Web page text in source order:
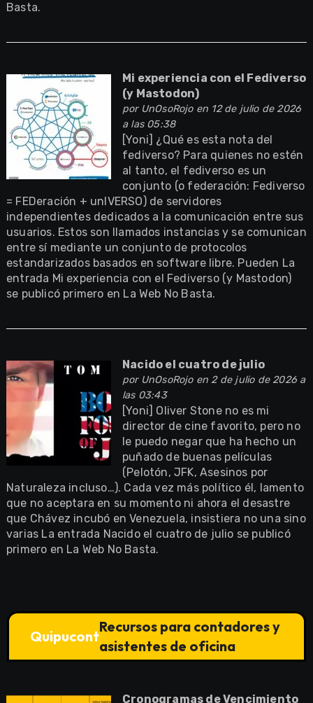
Basta.
Mi experiencia con el Fediverso
(y Mastodon)
por UnOsoRojoen 12 de julio de 2026
a las 05:38
[Yoni] ¿Qué es esta nota del
fediverso? Para quienes no estén
al tanto, el fediverso es un
conjunto (o federación: Fediverso
= FEDeración + unIVERSO) de servidores
independientes dedicados a la comunicación entre sus
usuarios. Estos son llamados instancias y se comunican
entre sí mediante un conjunto de protocolos
estandarizados basados en software libre. Pueden La
entrada Mi experiencia con el Fediverso (y Mastodon)
se publicó primero en La Web No Basta.
Nacido el cuatro de julio
por UnOsoRojoen 2 de julio de 2026 a
las 03:43
[Yoni] Oliver Stone no es mi
director de cine favorito, pero no
le puedo negar que ha hecho un
puñado de buenas películas
(Pelotón, JFK, Asesinos por
Naturaleza incluso…). Cada vez más político él, lamento
que no aceptara en su momento ni ahora el desastre
que Chávez incubó en Venezuela, insistiera no una sino
varias La entrada Nacido el cuatro de julio se publicó
primero en La Web No Basta.
Quipucont
Recursos para contadores y
asistentes de oficina
Cronogramas de Vencimiento